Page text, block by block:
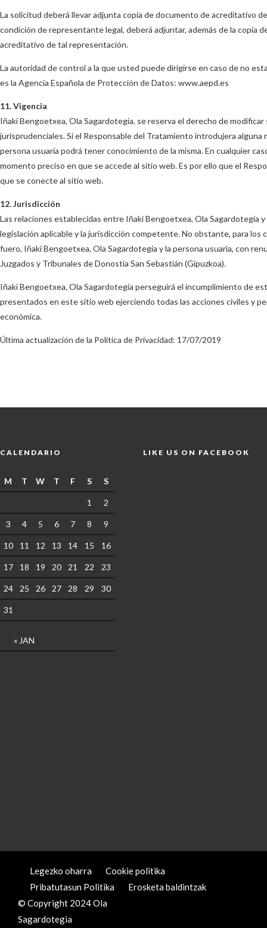
La solicitud deberá llevar adjunta copia de documento de acreditativo
condición de representante legal, deberá adjuntar, además de la
acreditativo de tal representación.
La autoridad de control a la que usted puede dirigirse en caso de no
es la Agencia Española de Protección de Datos: www.aepd.es
11. Vigencia
Iñaki Bengoetxea, Ola Sagardotegia. se reserva el derecho de
jurisprudenciales. Si el Responsable del Tratamiento introdujera
persona usuaria podrá tener conocimiento de la misma. En cualquier
momento preciso en que se accede al sitio web. Es por ello que el
que se conecte al sitio web.
12. Jurisdicción
Las relaciones establecidas entre Iñaki Bengoetxea, Ola Sagardotegia
legislación aplicable y la jurisdicción competente. No obstante, para los
fuero, Iñaki Bengoetxea, Ola Sagardotegia y la persona usuaria, con
Juzgados y Tribunales de Donostia San Sebastián (Gipuzkoa).
Iñaki Bengoetxea, Ola Sagardotegia perseguirá el incumplimiento de
presentados en este sitio web ejerciendo todas las acciones civiles y
económica.
Última actualización de la Política de Privacidad: 17/07/2019
CALENDARIO
M T W T F S S
« JAN
1 2
3 4 5 6 7 8 9
10 11 12 13 14 15 16
17 18 19 20 21 22 23
24 25 26 27 28 29 30
31
LIKE US ON FACEBOOK
Legezko oharra
Cookie politika
Pribatutasun Politika
Erosketa baldintzak
© Copyright 2024 Ola
Sagardotegia